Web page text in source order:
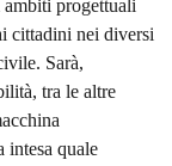
ambiti progettuali
cittadini nei diversi
Sarà,
tra le altre
intesa quale